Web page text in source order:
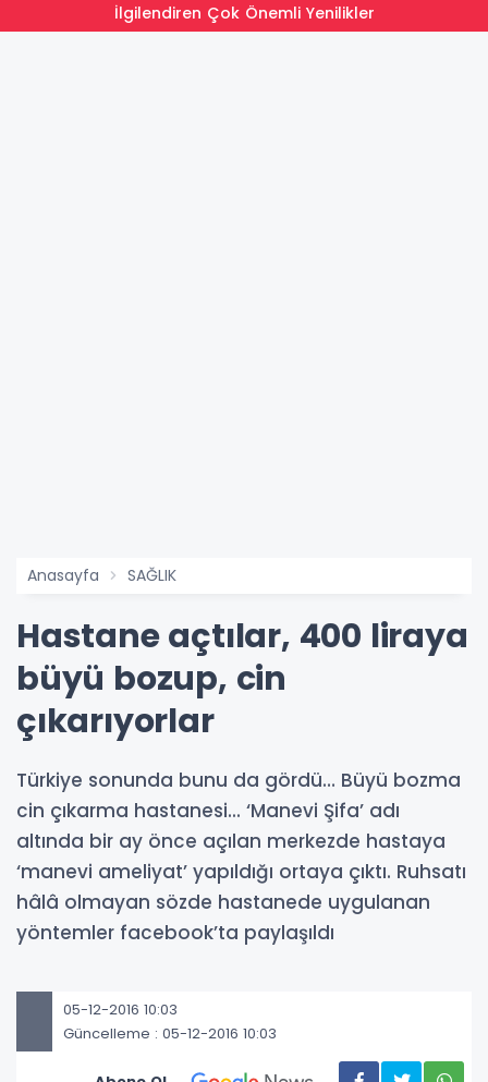
İlgilendiren Çok Önemli Yenilikler
Anasayfa SAĞLIK
Hastane açtılar, 400 liraya
büyü bozup, cin
çıkarıyorlar
Türkiye sonunda bunu da gördü… Büyü bozma
cin çıkarma hastanesi... ‘Manevi Şifa’ adı
altında bir ay önce açılan merkezde hastaya
‘manevi ameliyat’ yapıldığı ortaya çıktı. Ruhsatı
hâlâ olmayan sözde hastanede uygulanan
yöntemler facebook’ta paylaşıldı
05-12-2016 10:03
Güncelleme : 05-12-2016 10:03